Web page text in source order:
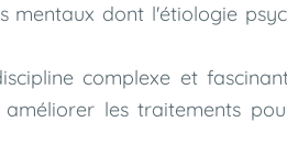
mentaux dont l'étiologie
complexe et
les traitements